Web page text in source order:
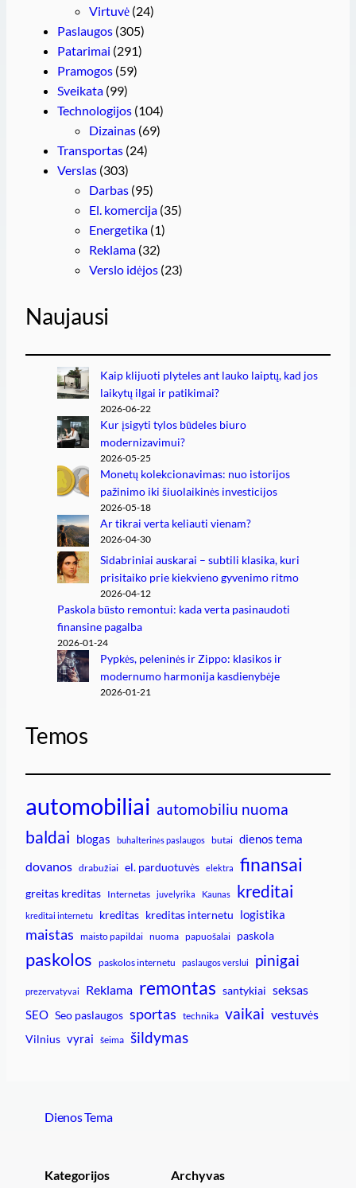
Virtuvė (24)
Paslaugos (305)
Patarimai (291)
Pramogos (59)
Sveikata (99)
Technologijos (104)
Dizainas (69)
Transportas (24)
Verslas (303)
Darbas (95)
El. komercija (35)
Energetika (1)
Reklama (32)
Verslo idėjos (23)
Naujausi
Kaip klijuoti plyteles ant lauko laiptų, kad jos
laikytų ilgai ir patikimai?
2026-06-22
Kur įsigyti tylos būdeles biuro
modernizavimui?
2026-05-25
Monetų kolekcionavimas: nuo istorijos
pažinimo iki šiuolaikinės investicijos
2026-05-18
Ar tikrai verta keliauti vienam?
2026-04-30
Sidabriniai auskarai – subtili klasika, kuri
prisitaiko prie kiekvieno gyvenimo ritmo
2026-04-12
Paskola būsto remontui: kada verta pasinaudoti
finansine pagalba
2026-01-24
Pypkės, peleninės ir Zippo: klasikos ir
modernumo harmonija kasdienybėje
2026-01-21
Temos
automobiliai automobiliu nuoma
baldai blogas buhalterinės paslaugos butai dienos tema
dovanos drabužiai el. parduotuvės elektra finansai
greitas kreditas Internetas juvelyrika Kaunas kreditai
kreditai internetu kreditas kreditas internetu logistika
maistas maisto papildai nuoma papuošalai paskola
paskolos paskolos internetu paslaugos verslui pinigai
prezervatyvai Reklama remontas santykiai seksas
SEO Seo paslaugos sportas technika vaikai vestuvės
Vilnius vyrai šeima šildymas
Dienos Tema
Kategorijos Archyvas